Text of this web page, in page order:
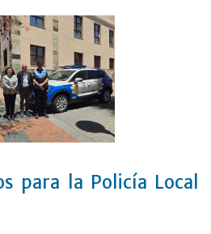
para la Policía Local